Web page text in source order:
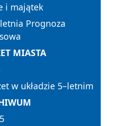
i majątek
Prognoza
MIASTA
w układzie 5–letnim